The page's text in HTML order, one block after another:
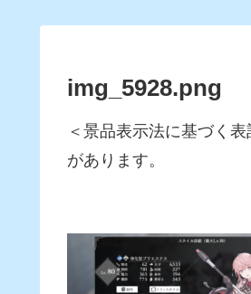
img_5928.png
＜景品表示法に基づく
があります。